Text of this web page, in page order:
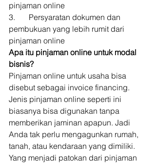
pinjaman online
3.       Persyaratan dokumen dan
pembukuan yang lebih rumit dari
pinjaman online
Apa itu pinjaman online untuk modal
bisnis?
Pinjaman online untuk usaha bisa
disebut sebagai invoice financing.
Jenis pinjaman online seperti ini
biasanya bisa digunakan tanpa
memberikan jaminan apapun. Jadi
Anda tak perlu mengagunkan rumah,
tanah, atau kendaraan yang dimiliki.
Yang menjadi patokan dari pinjaman